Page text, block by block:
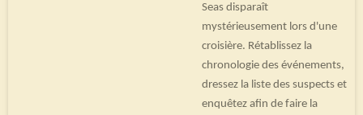
Seas disparaît
mystérieusement lors d'une
croisière. Rétablissez la
chronologie des événements,
dressez la liste des suspects et
enquêtez afin de faire la